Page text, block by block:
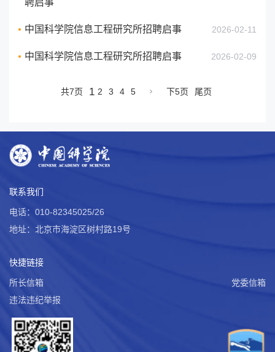
聘启事
中国科学院信息工程研究所招聘启事 2026-02-11
中国科学院信息工程研究所招聘启事 2026-02-09
共7页 1 2 3 4 5 下5页 尾页
联系我们
电话：010-82345025/26
地址：北京市海淀区树村路19号
快捷链接
所长信箱
党委信箱
违法违纪举报